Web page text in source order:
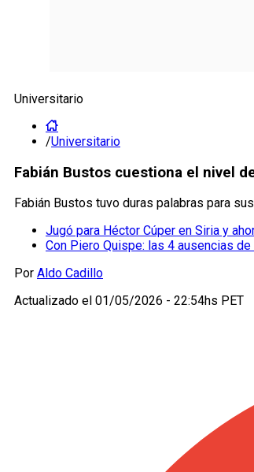
Universitario
/Universitario
Fabián Bustos cuestiona el nivel
Fabián Bustos tuvo duras palabras para
Jugó para Héctor Cúper en Siria y
Con Piero Quispe: las 4 ausencias
Por Aldo Cadillo
Actualizado el 01/05/2026 - 22:54hs PET